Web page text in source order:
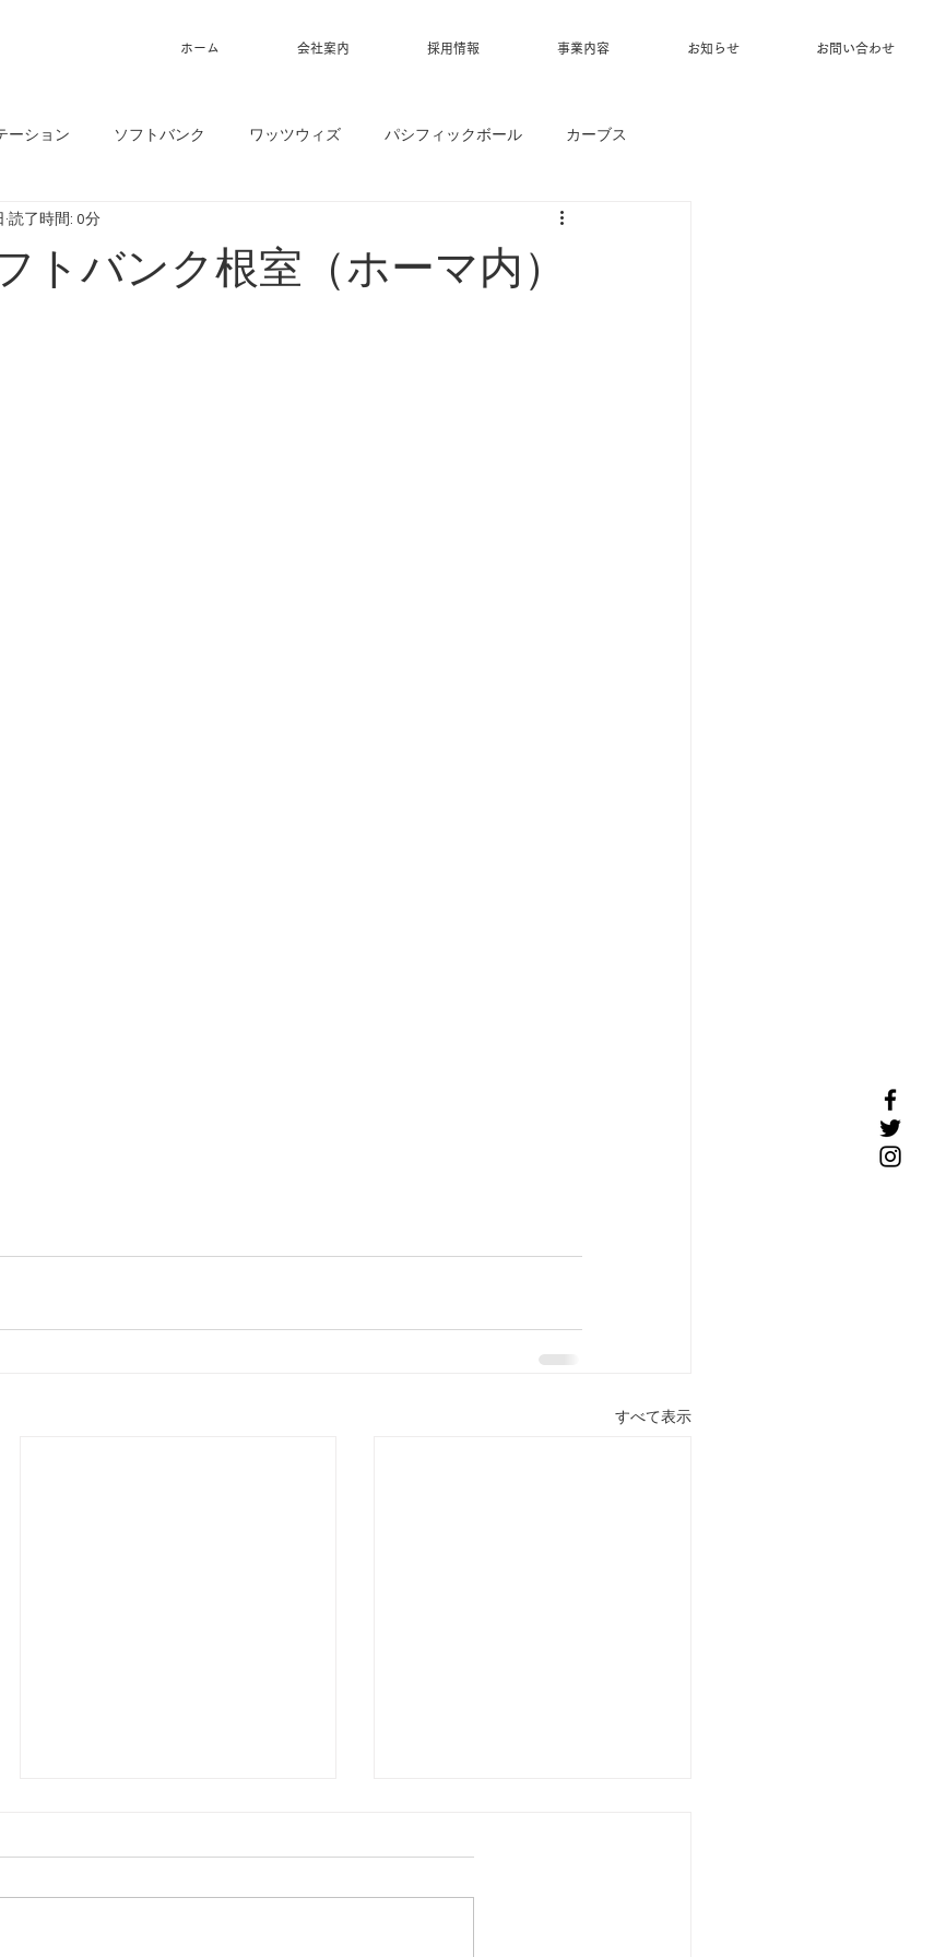
ホーム 会社案内 採用情報 事業内容 お知らせ お問い合わせ
ーション ソフトバンク ワッツウィズ パシフィックボール カーブス
トバンク根室（ホーマ内）
読了時間: 0分
すべて表示